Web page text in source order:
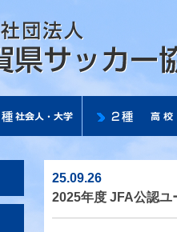
25.09.26
2025年度 JFA公認ユ